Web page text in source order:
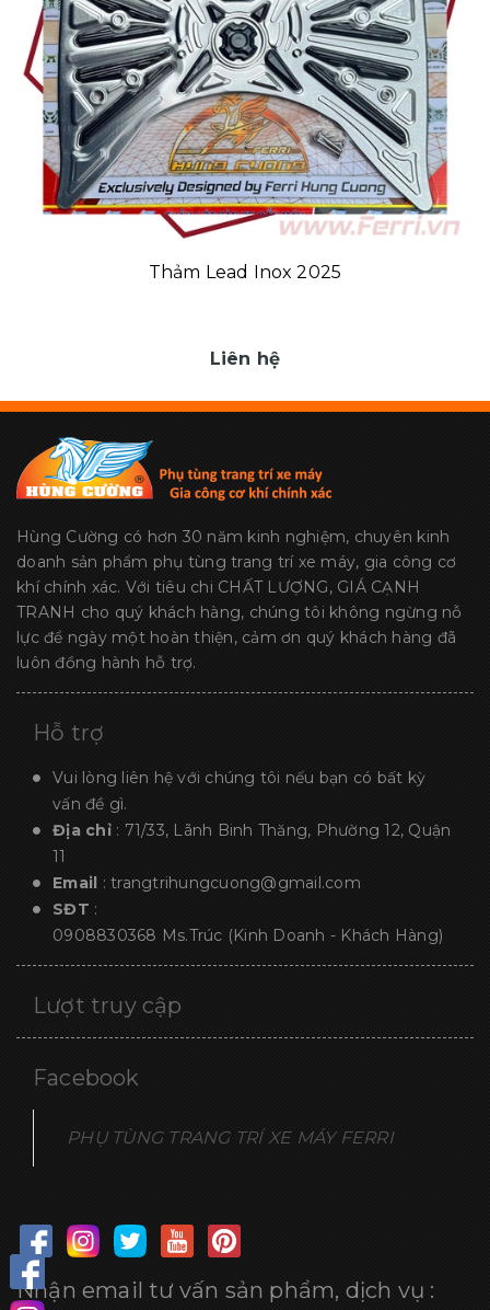
Thảm Lead Inox 2025
Liên hệ
Hùng Cường có hơn 30 năm kinh nghiệm, chuyên kinh
doanh sản phẩm phụ tùng trang trí xe máy, gia công cơ
khí chính xác. Với tiêu chi CHẤT LƯỢNG, GIÁ CẠNH
TRANH cho quý khách hàng, chúng tôi không ngừng nỗ
lực để ngày một hoàn thiện, cảm ơn quý khách hàng đã
luôn đồng hành hỗ trợ.
Hỗ trợ
Vui lòng liên hệ với chúng tôi nếu bạn có bất kỳ
vấn đề gì.
Địa chỉ : 71/33, Lãnh Binh Thăng, Phường 12, Quận
11
Email : trangtrihungcuong@gmail.com
SĐT :
0908830368 Ms.Trúc (Kinh Doanh - Khách Hàng)
Lượt truy cập
Facebook
PHỤ TÙNG TRANG TRÍ XE MÁY FERRI
Nhận email tư vấn sản phẩm, dịch vụ :